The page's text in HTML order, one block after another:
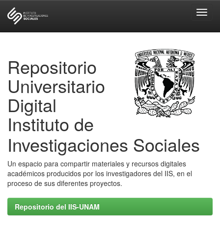
Repositorio
Universitario
Digital
Instituto de
Investigaciones Sociales
Un espacio para compartir materiales y recursos digitales
académicos producidos por los investigadores del IIS, en el
proceso de sus diferentes proyectos.
Repositorio del IIS-UNAM